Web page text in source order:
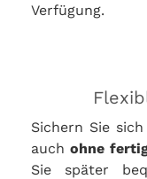
Verfügung.
Sichern Sie
auch ohne
Sie später